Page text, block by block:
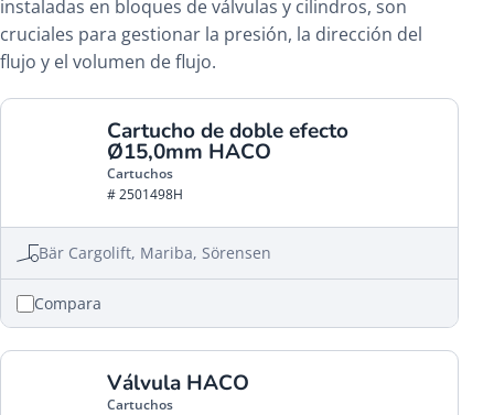
instaladas en bloques de válvulas y cilindros, son
cruciales para gestionar la presión, la dirección del
flujo y el volumen de flujo.
Cartucho de doble efecto
Ø15,0mm HACO
Cartuchos
# 2501498H
Bär Cargolift, Mariba, Sörensen
Compara
Válvula HACO
Cartuchos